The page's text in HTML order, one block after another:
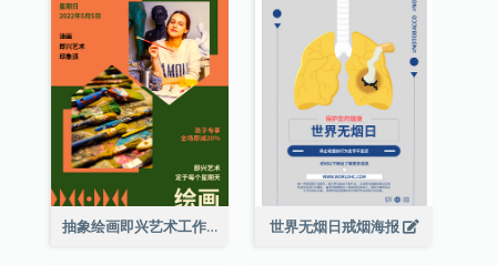
抽象绘画即兴艺术工作坊海报 世界无烟日戒烟海报